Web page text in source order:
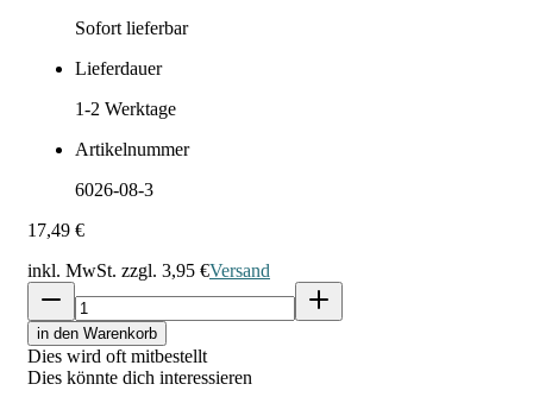
Sofort lieferbar
Lieferdauer
1-2 Werktage
Artikelnummer
6026-08-3
17,49 €
inkl. MwSt. zzgl. 3,95 €Versand
in den Warenkorb
Dies wird oft mitbestellt
Dies könnte dich interessieren